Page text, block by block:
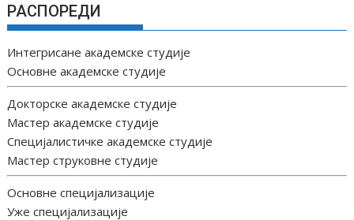
РАСПОРЕДИ
Интегрисане академске студије
Основне академске студије
Докторске академске студије
Мастер академске студије
Специјалистичке академске студије
Мастер струковне студије
Основне специјализације
Уже специјализације